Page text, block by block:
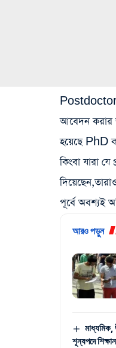
আবেদন করার
হয়েছে PhD
কিংবা যারা যে
পূর্বে অবশ্যই
আরও পড়ুন
মাধ্যমিক,
শূন্যপদে